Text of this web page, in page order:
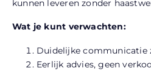
kunnen leveren zonder
Wat je kunt verwachten:
Duidelijke communicatie
Eerlijk advies, geen